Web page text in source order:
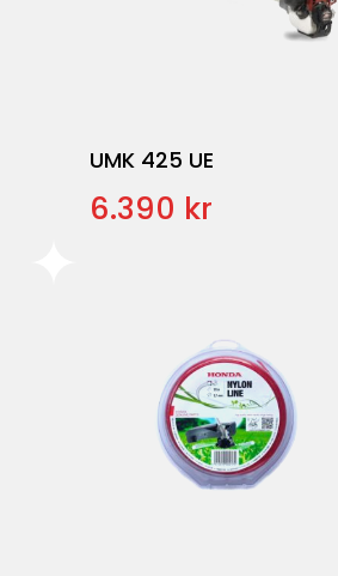
UMK 425 UE
6.390 kr